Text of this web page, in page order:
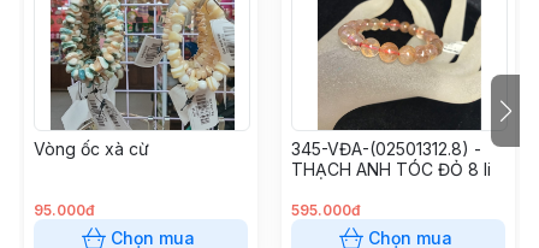
Vòng ốc xà cừ
95.000đ
Chọn mua
345-VĐA-(02501312.8) -
THẠCH ANH TÓC ĐỎ 8 li
595.000đ
Chọn mua